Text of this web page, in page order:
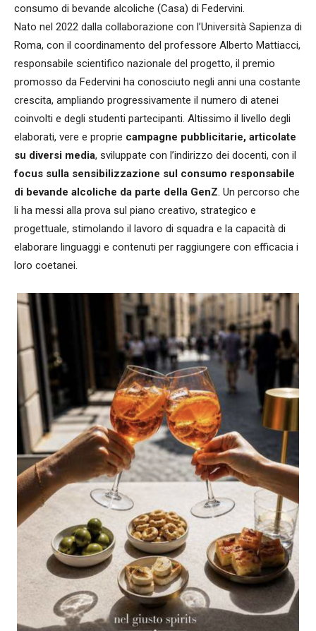
consumo di bevande alcoliche (Casa) di Federvini.
Nato nel 2022 dalla collaborazione con l’Università Sapienza di
Roma, con il coordinamento del professore Alberto Mattiacci,
responsabile scientifico nazionale del progetto, il premio
promosso da Federvini ha conosciuto negli anni una costante
crescita, ampliando progressivamente il numero di atenei
coinvolti e degli studenti partecipanti. Altissimo il livello degli
elaborati, vere e proprie campagne pubblicitarie, articolate
su diversi media, sviluppate con l’indirizzo dei docenti, con il
focus sulla sensibilizzazione sul consumo responsabile
di bevande alcoliche da parte della GenZ. Un percorso che
li ha messi alla prova sul piano creativo, strategico e
progettuale, stimolando il lavoro di squadra e la capacità di
elaborare linguaggi e contenuti per raggiungere con efficacia i
loro coetanei.